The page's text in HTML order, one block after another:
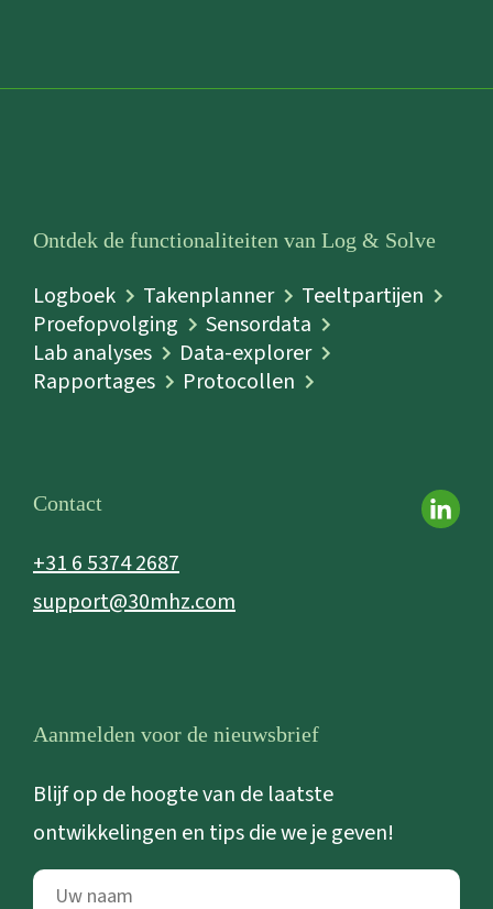
Ontdek de functionaliteiten van Log & Solve
Logboek Takenplanner
Teeltpartijen
Proefopvolging
Sensordata
Lab analyses
Data-explorer
Rapportages
Protocollen
Contact
+31 6 5374 2687
support@30mhz.com
Aanmelden voor de nieuwsbrief
Blijf op de hoogte van de laatste
ontwikkelingen en tips die we je geven!